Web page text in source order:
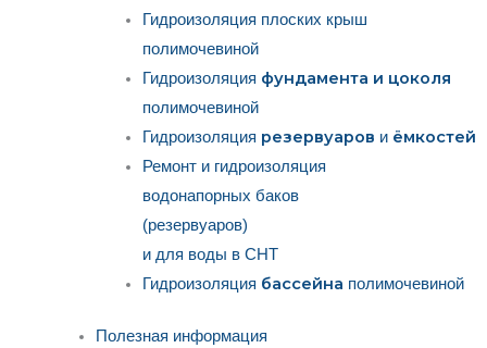
Гидроизоляция плоских крыш
полимочевиной
Гидроизоляция фундамента и цоколя
полимочевиной
Гидроизоляция резервуаров и ёмкостей
Ремонт и гидроизоляция
водонапорных баков
(резервуаров)
и для воды в СНТ
Гидроизоляция бассейна полимочевиной
Полезная информация